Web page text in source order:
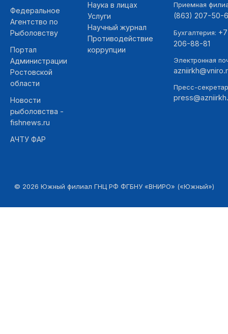
Федеральное
Агентство по
Рыболовству
Портал
Администрации
Ростовской
области
Новости
рыболовства -
fishnews.ru
АЧТУ ФАР
Наука в лицах
Услуги
Научный журнал
Противодействие
коррупции
Приемная
(863) 207-50-
Бухгалтерия:
206-88-81
Электронная
Пресс-
© 2026 Южный филиал ГНЦ РФ ФГБНУ «ВНИРО» («Южный»)